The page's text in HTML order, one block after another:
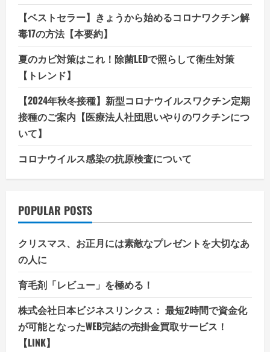
【ベストセラー】きょうから始めるコロナワクチン解
毒17の方法【本要約】
夏のカビ対策はこれ！除菌LEDで照らして衛生対策
【トレンド】
【2024年秋冬接種】新型コロナウイルスワクチン定期
接種のご案内【医療法人社団思いやりのワクチンにつ
いて】
コロナウイルス感染の抗原検査について
POPULAR POSTS
クリスマス、お正月には素敵なプレゼントを大切なあ
の人に
育毛剤「レビュー」を極める！
株式会社日本ビジネスリンクス： 最短2時間で資金化
が可能となったWEB完結の売掛金買取サービス！
【LINK】